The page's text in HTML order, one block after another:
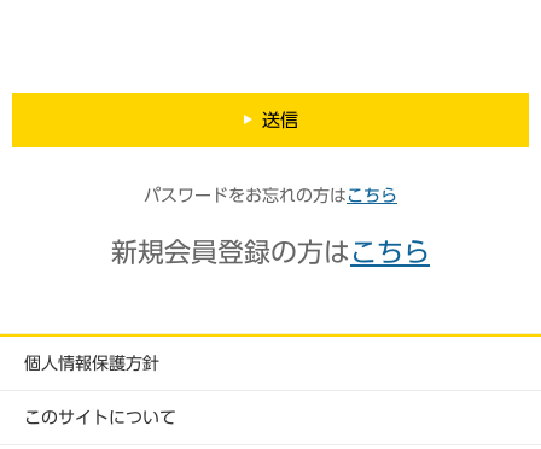
送信
パスワードをお忘れの方は こちら
新規会員登録の方は こちら
個人情報保護方針
このサイトについて